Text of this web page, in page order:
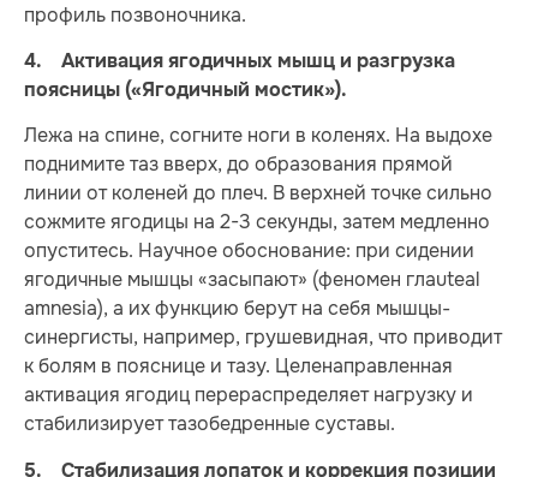
профиль позвоночника.
4. Активация ягодичных мышц и разгрузка
поясницы («Ягодичный мостик»).
Лежа на спине, согните ноги в коленях. На выдохе
поднимите таз вверх, до образования прямой
линии от коленей до плеч. В верхней точке сильно
сожмите ягодицы на 2-3 секунды, затем медленно
опуститесь. Научное обоснование: при сидении
ягодичные мышцы «засыпают» (феномен глаuteal
amnesia), а их функцию берут на себя мышцы-
синергисты, например, грушевидная, что приводит
к болям в пояснице и тазу. Целенаправленная
активация ягодиц перераспределяет нагрузку и
стабилизирует тазобедренные суставы.
5. Стабилизация лопаток и коррекция позиции